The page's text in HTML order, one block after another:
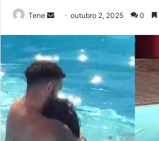
Tene
Mande
mail
outubro 2, 2025 0